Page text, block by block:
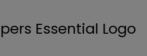
Essential Logo